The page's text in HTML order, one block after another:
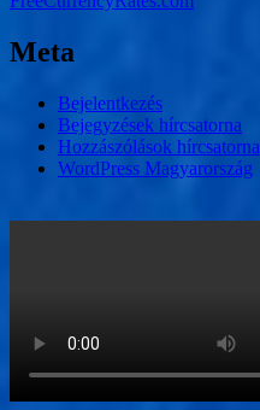
Meta
Bejelentkezés
Bejegyzések hírcsatorna
Hozzászólások hírcsatorna
WordPress Magyarország